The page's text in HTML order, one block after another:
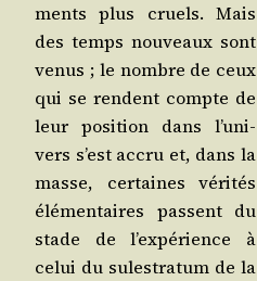
ments plus cruels. Mais
des temps nou­veaux sont
venus ; le nombre de ceux
qui se rendent compte de
leur posi­tion dans l’u­ni­
vers s’est accru et, dans la
masse, cer­taines véri­tés
élé­men­taires passent du
stade de l’ex­pé­rience à
celui du sules­tra­tum de la